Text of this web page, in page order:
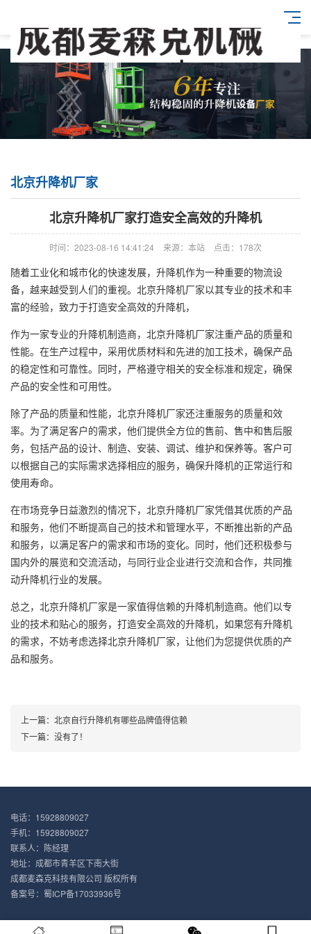
北京升降机厂家
北京升降机厂家打造安全高效的升降机
时间：2023-08-16 14:41:24 来源：本站 点击：178次
随着工业化和城市化的快速发展，升降机作为一种重要的物流设
备，越来越受到人们的重视。北京升降机厂家以其专业的技术和丰
富的经验，致力于打造安全高效的升降机，
作为一家专业的升降机制造商，北京升降机厂家注重产品的质量和
性能。在生产过程中，采用优质材料和先进的加工技术，确保产品
的稳定性和可靠性。同时，严格遵守相关的安全标准和规定，确保
产品的安全性和可用性。
除了产品的质量和性能，北京升降机厂家还注重服务的质量和效
率。为了满足客户的需求，他们提供全方位的售前、售中和售后服
务，包括产品的设计、制造、安装、调试、维护和保养等。客户可
以根据自己的实际需求选择相应的服务，确保升降机的正常运行和
使用寿命。
在市场竞争日益激烈的情况下，北京升降机厂家凭借其优质的产品
和服务，他们不断提高自己的技术和管理水平，不断推出新的产品
和服务，以满足客户的需求和市场的变化。同时，他们还积极参与
国内外的展览和交流活动，与同行业企业进行交流和合作，共同推
动升降机行业的发展。
总之，北京升降机厂家是一家值得信赖的升降机制造商。他们以专
业的技术和贴心的服务，打造安全高效的升降机，如果您有升降机
的需求，不妨考虑选择北京升降机厂家，让他们为您提供优质的产
品和服务。
上一篇： 北京自行升降机有哪些品牌值得信赖
下一篇：没有了！
电话：15928809027
手机：15928809027
联系人：陈经理
地址：成都市青羊区下南大街
成都麦森克科技有限公司 版权所有
备案号： 蜀ICP备17033936号